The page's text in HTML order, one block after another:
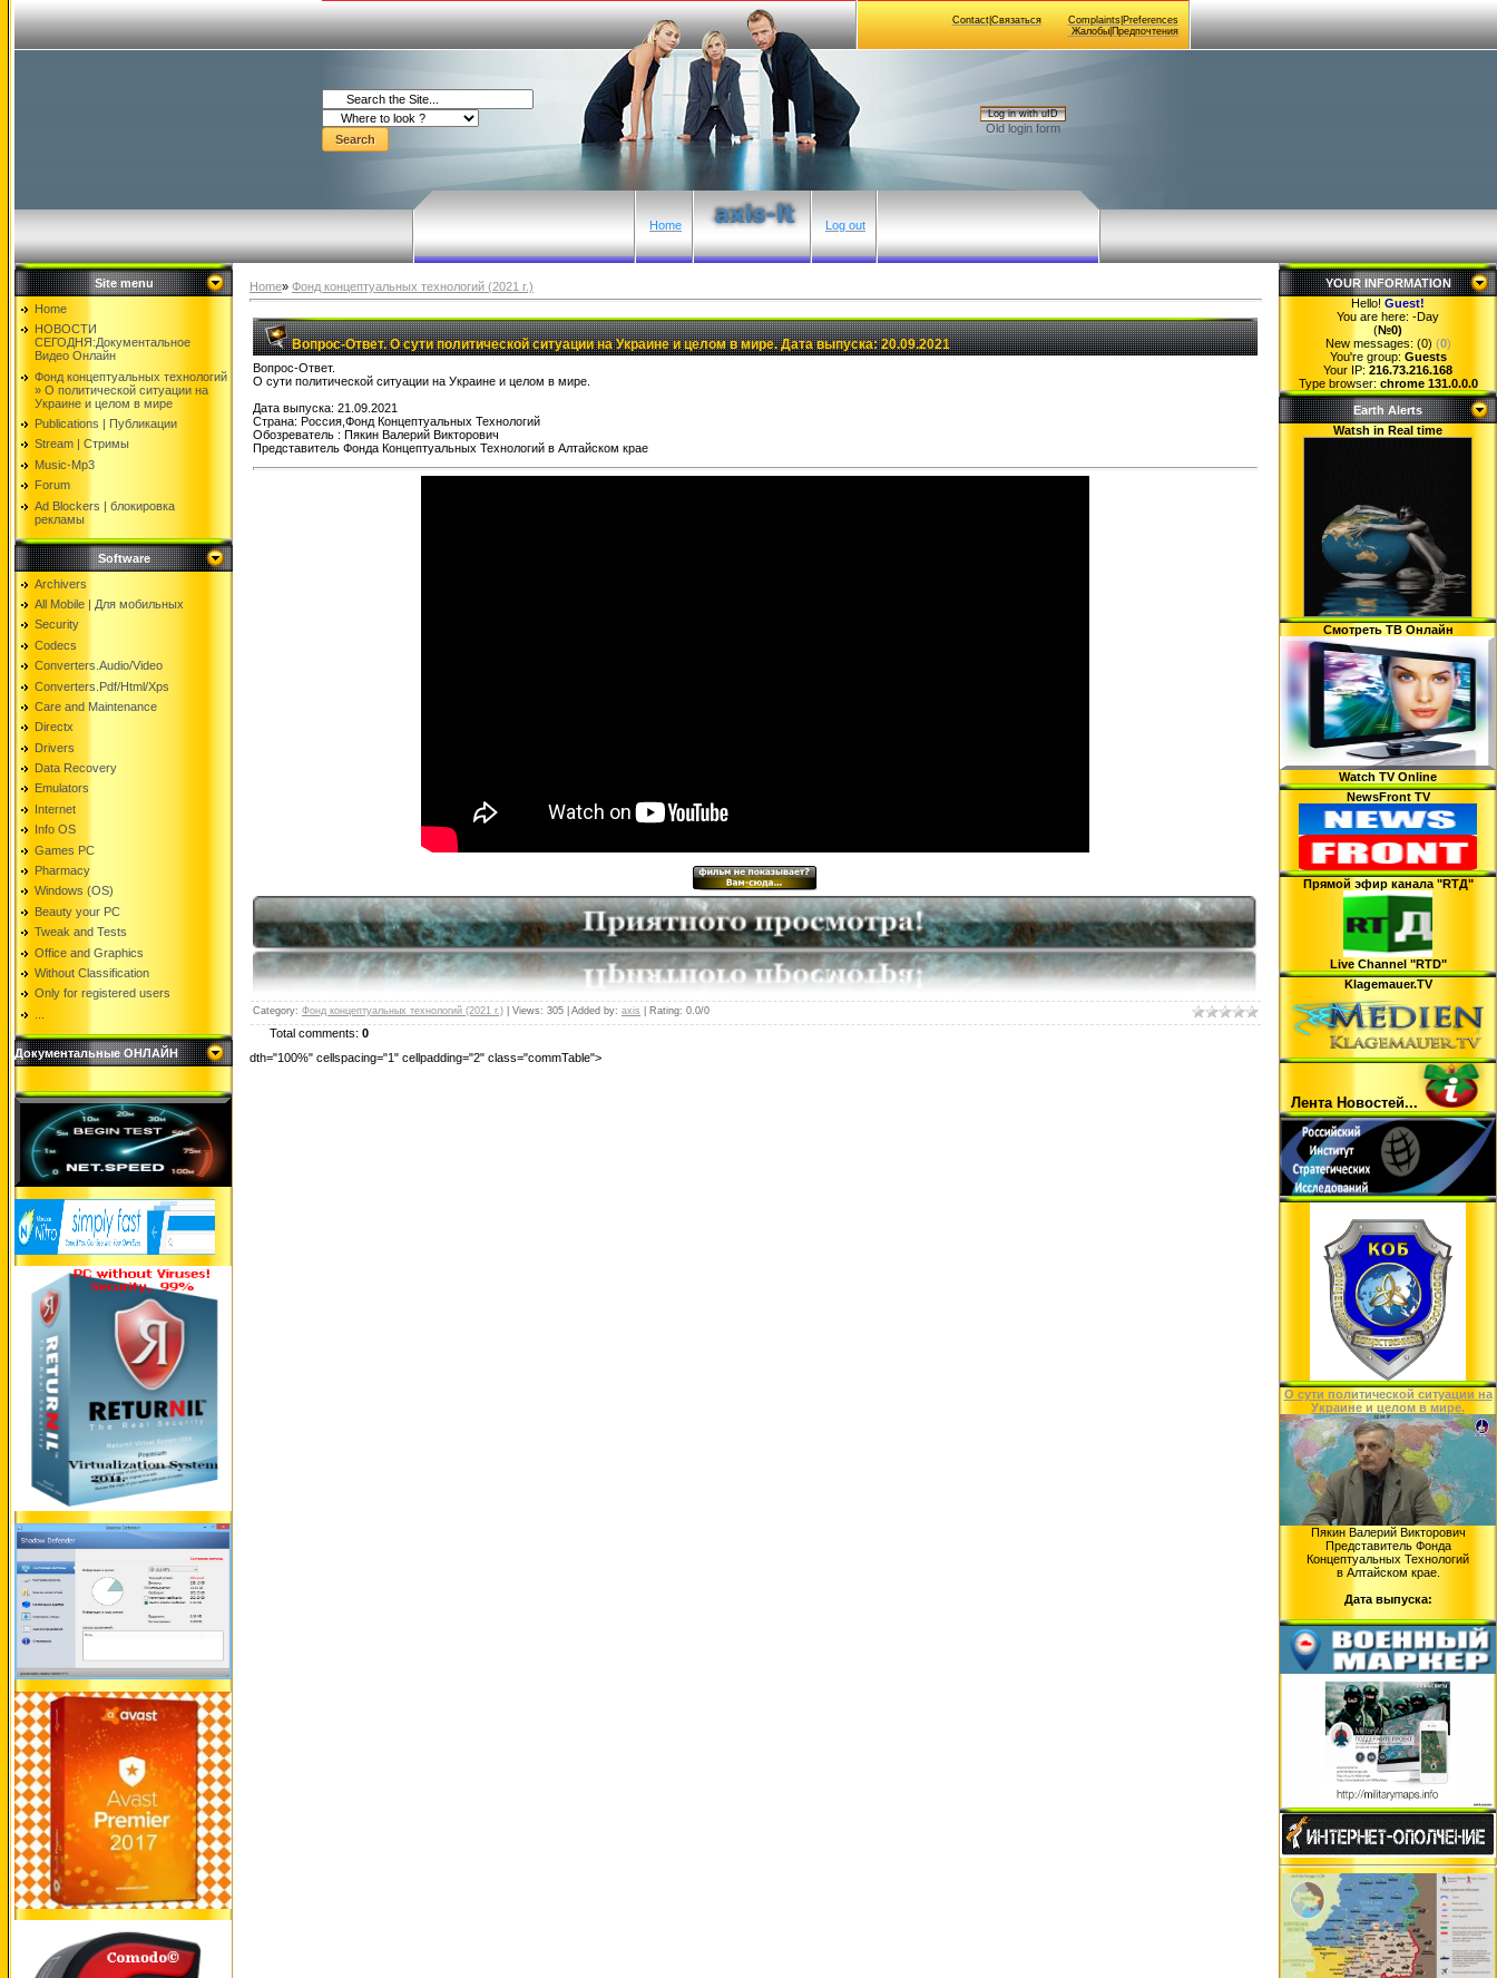
Contact|Связаться
Complaints|Preferences
Жалобы|Предпочтения
Log in with uID
Old login form
Home Log out
Site menu
Home
НОВОСТИ
СЕГОДНЯ:Документальнoе
Видео Oнлайн
Фонд концептуальных технологий
» O политической ситуации на
Украине и целом в мире
Publications | Публикации
Stream | Стримы
Music-Mp3
Forum
Ad Blockers | блокировкa
рекламы
Software
Archivers
All Mobile | Для мобильных
Security
Codecs
Converters.Audio/Video
Converters.Pdf/Html/Xps
Care and Maintenance
Directx
Drivers
Data Recovery
Emulators
Internet
Info OS
Games PC
Pharmacy
Windows (OS)
Beauty your PC
Tweak and Tests
Office and Graphics
Without Classification
Only for registered users
Документальные ОНЛАЙН
Home» Фонд концептуальных технологий (2021 г.)
Вопрос-Ответ. O сути политической ситуации на Украине и целом в мире. Дата выпуска: 20.09.2021
Вопрос-Ответ.
O сути политической ситуации на Украине и целом в мире.
Дата выпуска: 21.09.2021
Страна: Россия,Фонд Концептуальных Технологий
Oбозреватель : Пякин Валерий Викторович
Представитель Фонда Концептуальных Технологий в Алтайском крае
Category: Фонд концептуальных технологий (2021 г.) Views: 305 Added by: axis Rating: 0.0/0
Total comments: 0
dth="100%" cellspacing="1" cellpadding="2" class="commTable">
YOUR INFORMATION
Hello! Guest!
You are here: -Day
(№0)
New messages: (0) (0)
You're group: Guests
Your IP: 216.73.216.168
Type browser: chrome 131.0.0.0
Earth Alerts
Watsh in Real time
Смотреть ТВ Онлайн
Watch TV Online
NewsFront TV
Прямой эфир канала "RTД"
Live Channel "RTD"
Klagemauer.TV
Лента Hовостей...
O сути политической ситуации на
Украине и целом в мире.
Пякин Валерий Викторович
Представитель Фонда
Концептуальных Технологий
в Алтайском крае.
Дата выпуска: